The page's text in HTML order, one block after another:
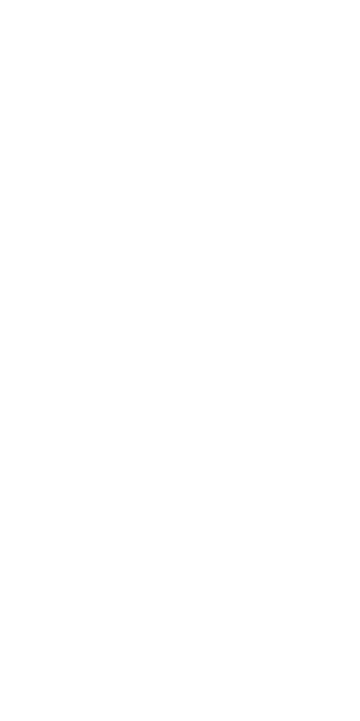
了承ください。
御機器販売店・
ようお願いしま
にご登録され
社の共同利用者
とをご了承くだ
下、フタル酸ジブチ
はありません。
品に未対応品が
年1月12日よ
) : 1000ppm、
、
ない年数を意
これらの製造装
通知します。
、取り引きをい
ムロン制御